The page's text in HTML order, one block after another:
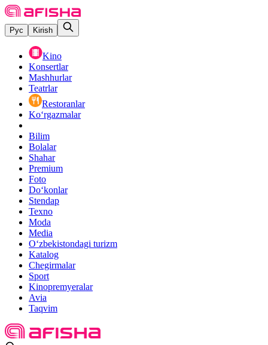
Рус Kirish
Kino
Konsertlar
Mashhurlar
Teatrlar
Restoranlar
Ko‘rgazmalar
Bilim
Bolalar
Shahar
Premium
Foto
Do‘konlar
Stendap
Texno
Moda
Media
O‘zbekistondagi turizm
Katalog
Chegirmalar
Sport
Kinopremyeralar
Avia
Taqvim